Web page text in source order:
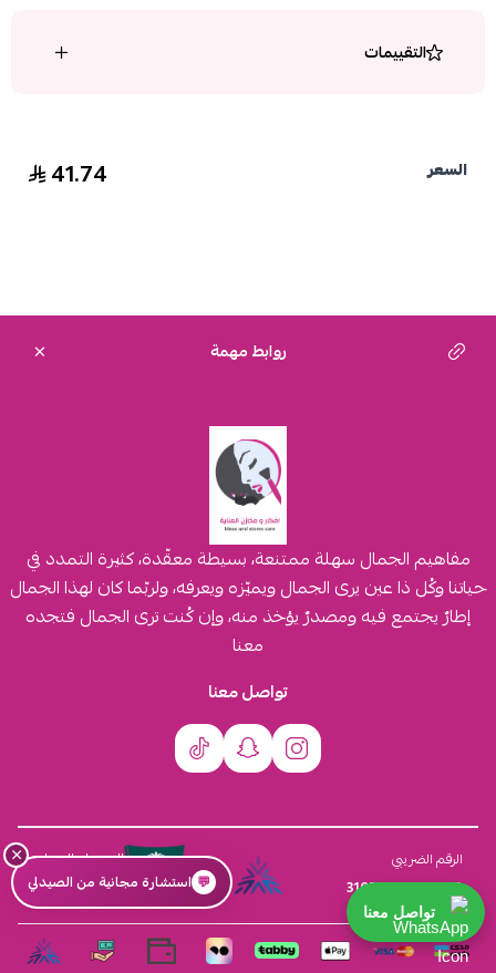
التقييمات
السعر 41.74
روابط مهمة
مفاهيم الجمال سهلة ممتنعة، بسيطة معقّدة، كثيرة التمدد في
حياتنا وكُل ذا عين يرى الجمال ويميّزه ويعرفه، ولربّما كان لهذا الجمال
إطارٌ يجتمع فيه ومصدرٌ يؤخذ منه، وإن كُنت ترى الجمال فتجده
معنا
تواصل معنا
الرقم الضريبي
310555259800003
السجل التجاري
4030431116
×
💬 استشارة مجانية من الصيدلي
تواصل معنا